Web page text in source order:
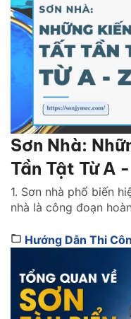
Sơn Nhà:
Tần Tật Từ A
1. Sơn nhà phổ biến
nhà là công đoạn
như chiếc áo bảo vệ
gây hại. Đồng thời,
Hướng Dẫn Thi